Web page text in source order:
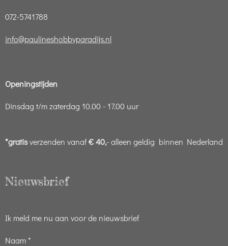
072-5741788
info@paulineshobbyparadijs.nl
Openingstijden
Dinsdag t/m zaterdag 10.00 - 17.00 uur
*gratisverzenden vanaf€ 40,- alleen geldig binnen Nederland
Nieuwsbrief
Ik meld me nu aan voor de nieuwsbrief
Naam *